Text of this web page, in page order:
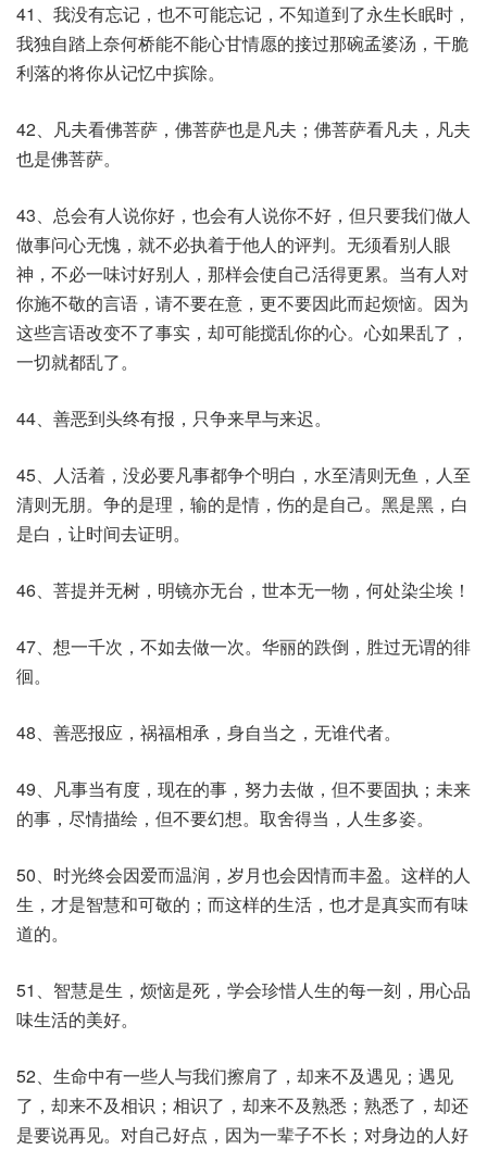
41、我没有忘记，也不可能忘记，不知道到了永生长眠时，
我独自踏上奈何桥能不能心甘情愿的接过那碗孟婆汤，干脆
利落的将你从记忆中摈除。
42、凡夫看佛菩萨，佛菩萨也是凡夫；佛菩萨看凡夫，凡夫
也是佛菩萨。
43、总会有人说你好，也会有人说你不好，但只要我们做人
做事问心无愧，就不必执着于他人的评判。无须看别人眼
神，不必一味讨好别人，那样会使自己活得更累。当有人对
你施不敬的言语，请不要在意，更不要因此而起烦恼。因为
这些言语改变不了事实，却可能搅乱你的心。心如果乱了，
一切就都乱了。
44、善恶到头终有报，只争来早与来迟。
45、人活着，没必要凡事都争个明白，水至清则无鱼，人至
清则无朋。争的是理，输的是情，伤的是自己。黑是黑，白
是白，让时间去证明。
46、菩提并无树，明镜亦无台，世本无一物，何处染尘埃！
47、想一千次，不如去做一次。华丽的跌倒，胜过无谓的徘
徊。
48、善恶报应，祸福相承，身自当之，无谁代者。
49、凡事当有度，现在的事，努力去做，但不要固执；未来
的事，尽情描绘，但不要幻想。取舍得当，人生多姿。
50、时光终会因爱而温润，岁月也会因情而丰盈。这样的人
生，才是智慧和可敬的；而这样的生活，也才是真实而有味
道的。
51、智慧是生，烦恼是死，学会珍惜人生的每一刻，用心品
味生活的美好。
52、生命中有一些人与我们擦肩了，却来不及遇见；遇见
了，却来不及相识；相识了，却来不及熟悉；熟悉了，却还
是要说再见。对自己好点，因为一辈子不长；对身边的人好